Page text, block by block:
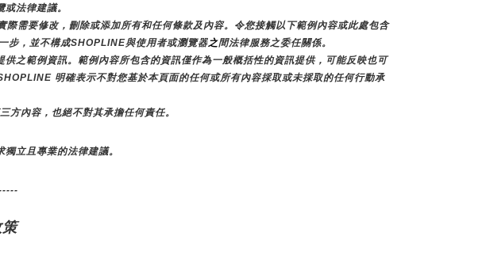
法律建議。
需要修改，刪除或添加所有和任何條款及內容。令您接觸以下範例內容或此處包含
步，並不構成SHOPLINE與使用者或瀏覽器之間法律服務之委任關係。
之範例資訊。範例內容所包含的資訊僅作為一般概括性的資訊提供，可能反映也可
明確表示不對您基於本頁面的任何或所有內容採取或未採取的任何行動承
內容，也絕不對其承擔任何責任。
立且專業的法律建議。